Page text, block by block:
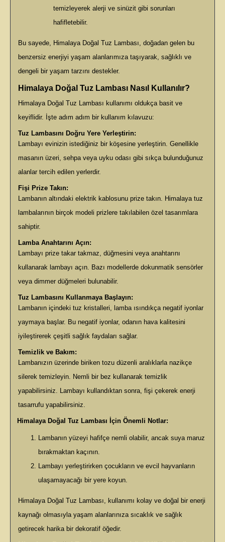
temizleyerek alerji ve sinüzit gibi sorunları
hafifletebilir.
Bu sayede, Himalaya Doğal Tuz Lambası, doğadan gelen bu
benzersiz enerjiyi yaşam alanlarımıza taşıyarak, sağlıklı ve
dengeli bir yaşam tarzını destekler.
Himalaya Doğal Tuz Lambası Nasıl Kullanılır?
Himalaya Doğal Tuz Lambası kullanımı oldukça basit ve
keyiflidir. İşte adım adım bir kullanım kılavuzu:
Tuz Lambasını Doğru Yere Yerleştirin:
Lambayı evinizin istediğiniz bir köşesine yerleştirin. Genellikle
masanın üzeri, sehpa veya uyku odası gibi sıkça bulunduğunuz
alanlar tercih edilen yerlerdir.
Fişi Prize Takın:
Lambanın altındaki elektrik kablosunu prize takın. Himalaya tuz
lambalarının birçok modeli prizlere takılabilen özel tasarımlara
sahiptir.
Lamba Anahtarını Açın:
Lambayı prize takar takmaz, düğmesini veya anahtarını
kullanarak lambayı açın. Bazı modellerde dokunmatik sensörler
veya dimmer düğmeleri bulunabilir.
Tuz Lambasını Kullanmaya Başlayın:
Lambanın içindeki tuz kristalleri, lamba ısındıkça negatif iyonlar
yaymaya başlar. Bu negatif iyonlar, odanın hava kalitesini
iyileştirerek çeşitli sağlık faydaları sağlar.
Temizlik ve Bakım:
Lambanızın üzerinde biriken tozu düzenli aralıklarla nazikçe
silerek temizleyin. Nemli bir bez kullanarak temizlik
yapabilirsiniz. Lambayı kullandıktan sonra, fişi çekerek enerji
tasarrufu yapabilirsiniz.
Himalaya Doğal Tuz Lambası İçin Önemli Notlar:
Lambanın yüzeyi hafifçe nemli olabilir, ancak suya maruz
bırakmaktan kaçının.
Lambayı yerleştirirken çocukların ve evcil hayvanların
ulaşamayacağı bir yere koyun.
Himalaya Doğal Tuz Lambası, kullanımı kolay ve doğal bir enerji
kaynağı olmasıyla yaşam alanlarınıza sıcaklık ve sağlık
getirecek harika bir dekoratif öğedir.